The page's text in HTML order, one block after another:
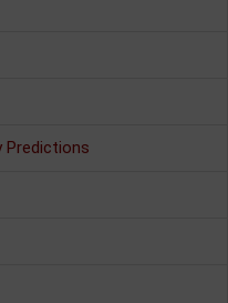
Predictions